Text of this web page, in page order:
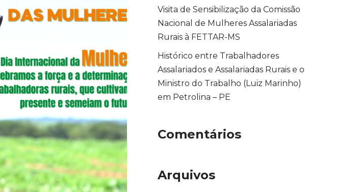
Visita de Sensibilização da Comissão
Nacional de Mulheres Assalariadas
Rurais à FETTAR-MS
Histórico entre Trabalhadores
Assalariados e Assalariadas Rurais e o
Ministro do Trabalho (Luiz Marinho)
em Petrolina – PE
Comentários
Arquivos